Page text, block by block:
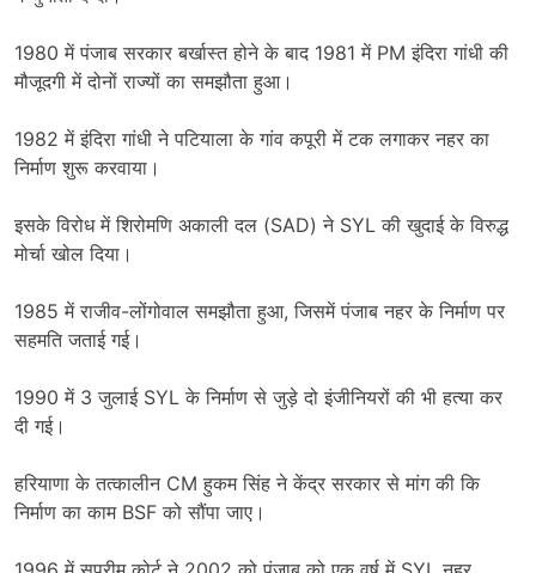
1980 में पंजाब सरकार बर्खास्त होने के बाद 1981 में PM इंदिरा गांधी की
मौजूदगी में दोनों राज्यों का समझौता हुआ।
1982 में इंदिरा गांधी ने पटियाला के गांव कपूरी में टक लगाकर नहर का
निर्माण शुरू करवाया।
इसके विरोध में शिरोमणि अकाली दल (SAD) ने SYL की खुदाई के विरुद्ध
मोर्चा खोल दिया।
1985 में राजीव-लोंगोवाल समझौता हुआ, जिसमें पंजाब नहर के निर्माण पर
सहमति जताई गई।
1990 में 3 जुलाई SYL के निर्माण से जुड़े दो इंजीनियरों की भी हत्या कर
दी गई।
हरियाणा के तत्कालीन CM हुकम सिंह ने केंद्र सरकार से मांग की कि
निर्माण का काम BSF को सौंपा जाए।